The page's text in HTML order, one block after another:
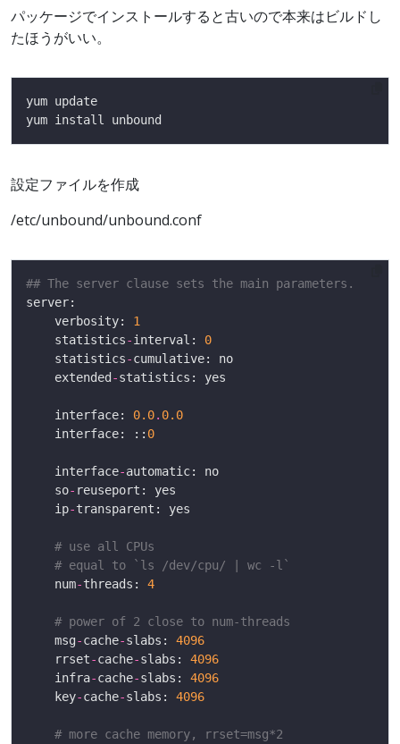
パッケージでインストールすると古いので本来はビルドし
たほうがいい。
設定ファイルを作成
/etc/unbound/unbound.conf
## The server clause sets the main parameters.
	verbosity:
1
	statistics
-interval: 0
	statistics
-
	extended
-
	interface:
0.0. 0.0
	interface: ::
0
	interface
-
	so
-
	ip
-
# use all CPUs
# equal to `ls /dev/cpu/ | wc -l`
	num
-threads: 4
# power of 2 close to num-threads
	msg
-cache-slabs: 4096
	rrset
-cache-slabs: 4096
	infra
-cache-slabs: 4096
	key
-cache-slabs: 4096
# more cache memory, rrset=msg*2